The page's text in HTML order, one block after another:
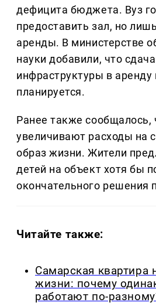
дефицита бюджета. Вуз
предоставить зал, но
аренды. В министерстве
науки добавили, что
инфраструктуры в аренду
планируется.
Ранее также сообщалось,
увеличивают расходы на
образ жизни. Жители
детей на объект хотя бы
окончательного решения
Читайте также:
Самарская квартира
жизни: почему
работают по-